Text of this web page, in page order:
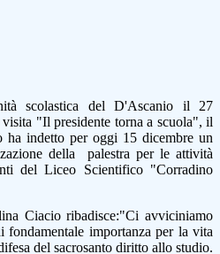
scolastica del D'Ascanio il 27
"Il presidente torna a scuola", il
ha indetto per oggi 15 dicembre un
della palestra per le attività
del Liceo Scientifico "Corradino
Ciacio ribadisce:"Ci avviciniamo
fondamentale importanza per la vita
del sacrosanto diritto allo studio.